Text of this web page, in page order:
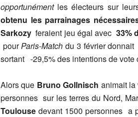
opportunément les électeurs sur
obtenu les parrainages
Sarkozy feraient jeu égal avec 33%
pourParis-Match du 3 février
sortant -29,5% des intentions de vote
Alors que Bruno Gollnisch animait
personnes sur les terres du Nord,
Toulouse devant 1500 personnes